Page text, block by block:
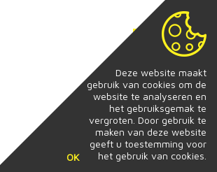
Verstuur
Deze website maakt
gebruik van cookies om de
website te analyseren en
het gebruiksgemak te
vergroten. Door gebruik te
maken van deze website
geeft u toestemming voor
het gebruik van cookies.
OK